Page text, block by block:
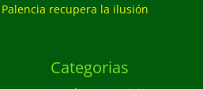
recupera la ilusión
Categorias